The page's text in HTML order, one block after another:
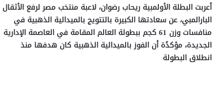
أعربت البطلة الأولمبية ريحاب رضوان، لاعبة منتخب مصر لرفع الأثقال
البارالمبي، عن سعادتها الكبيرة بالتتويج بالميدالية الذهبية في
منافسات وزن 61 كجم ببطولة العالم المقامة في العاصمة الإدارية
الجديدة، مؤكدًة أن الفوز بالميدالية الذهبية كان هدفها منذ
انطلاق البطولة